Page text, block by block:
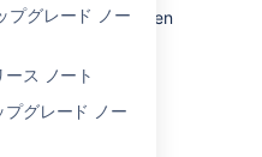
グレード ノー
ス ノート
グレード ノー
Click it to open
see the current